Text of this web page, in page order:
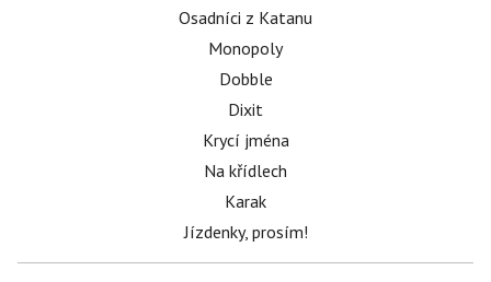
Osadníci z Katanu
Monopoly
Dobble
Dixit
Krycí jména
Na křídlech
Karak
Jízdenky, prosím!